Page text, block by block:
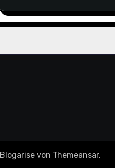
Blogarisevon Themeansar.